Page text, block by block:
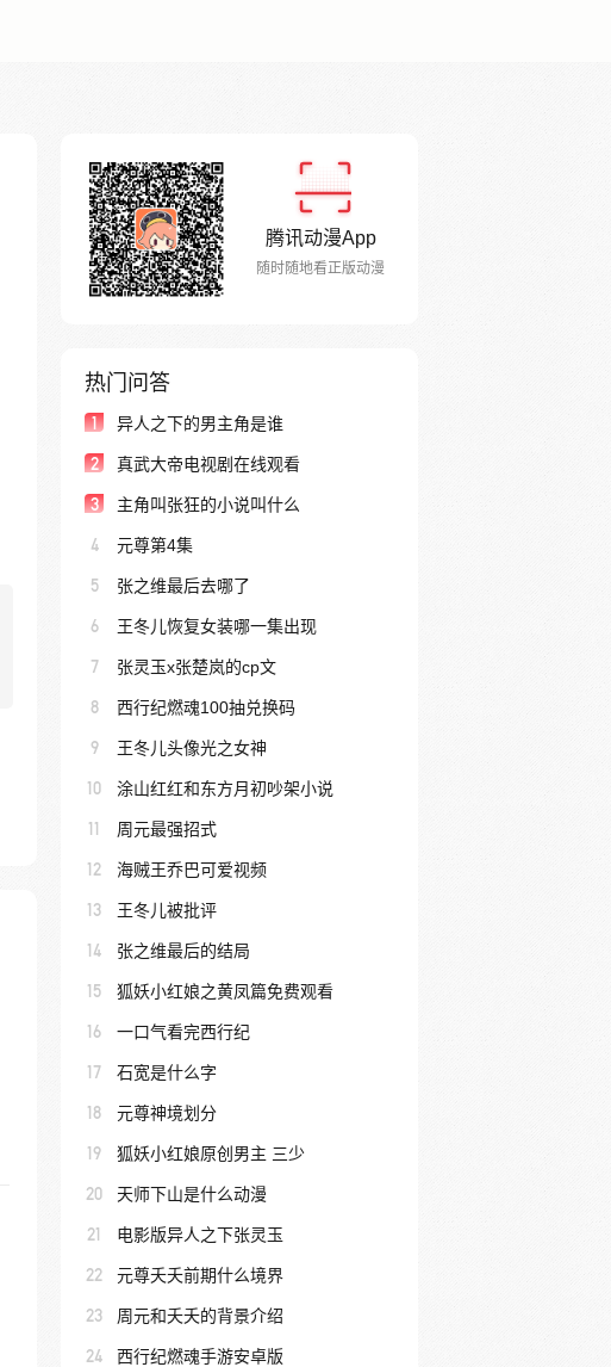
腾讯动漫App
随时随地看正版动漫
热门问答
1 异人之下的男主角是谁
2 真武大帝电视剧在线观看
3 主角叫张狂的小说叫什么
4 元尊第4集
5 张之维最后去哪了
6 王冬儿恢复女装哪一集出现
7 张灵玉x张楚岚的cp文
8 西行纪燃魂100抽兑换码
9 王冬儿头像光之女神
10 涂山红红和东方月初吵架小说
11 周元最强招式
12 海贼王乔巴可爱视频
13 王冬儿被批评
14 张之维最后的结局
15 狐妖小红娘之黄凤篇免费观看
16 一口气看完西行纪
17 石宽是什么字
18 元尊神境划分
19 狐妖小红娘原创男主 三少
20 天师下山是什么动漫
21 电影版异人之下张灵玉
22 元尊夭夭前期什么境界
23 周元和夭夭的背景介绍
24 西行纪燃魂手游安卓版